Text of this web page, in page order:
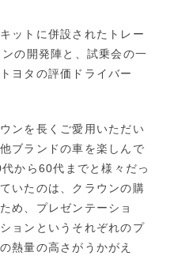
ットに併設されたトレー
の開発陣と、試乗会の一
ヨタの評価ドライバー
ンを長くご愛用いただい
ブランドの車を楽しんで
から60代までと様々だっ
いたのは、クラウンの購
め、プレゼンテーショ
ョンというそれぞれのプ
熱量の高さがうかがえ